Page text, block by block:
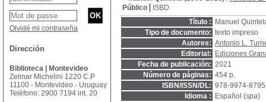
Público
ISBD
Título :
Manuel
Tipo de documento: texto impreso
Autores: Antonio L.
Editorial:
Ediciones
Fecha de publicación: 2021
Número de páginas: 454 p.
ISBN/ISSN/DL: 978-9974-
Idioma :
Español (spa)
Olvidé mi contraseña
Dirección
Biblioteca | Montevideo
Zelmar Michelini 1220 C.P
11100 - Montevideo - Uruguay
Teléfono: 2900 7194 int. 20